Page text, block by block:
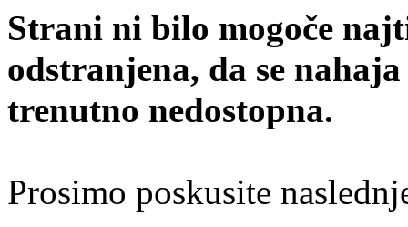
Strani ni bilo mogoče
odstranjena, da se
trenutno nedostopna.
Prosimo poskusite